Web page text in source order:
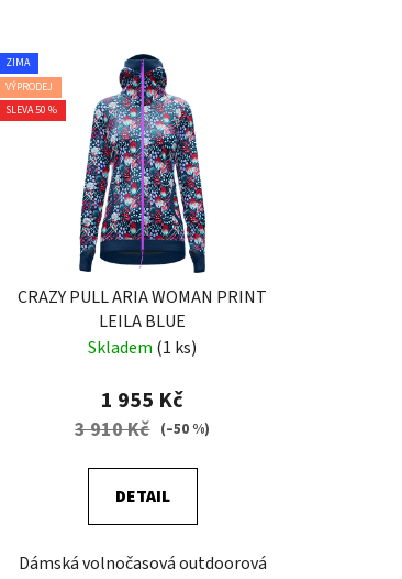
ZIMA
VÝPRODEJ
SLEVA 50 %
CRAZY PULL ARIA WOMAN PRINT
LEILA BLUE
Skladem (1 ks)
1 955 Kč
3 910 Kč (–50 %)
DETAIL
Dámská volnočasová outdoorová